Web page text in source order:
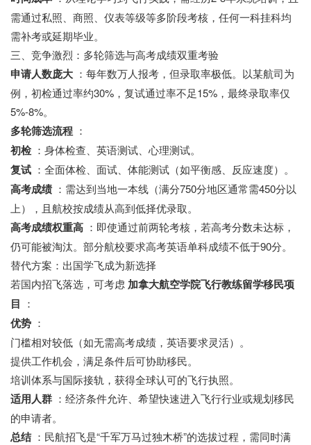
需通过私照、商照、仪表等级等多阶段考核，任何一科挂科均
需补考或延期毕业。
三、竞争激烈：多轮筛选与高考成绩双重考验
申请人数庞大 ：每年数万人报考，但录取率极低。以某航司为
例，初检通过率约30%，复试通过率不足15%，最终录取率仅
5%-8%。
多轮筛选流程 ：
初检 ：身体检查、英语测试、心理测试。
复试 ：全面体检、面试、体能测试（如平衡感、反应速度）。
高考成绩 ：需达到当地一本线（满分750分地区通常需450分以
上），且航校按成绩从高到低择优录取。
高考成绩权重高 ：即使通过前两轮考核，若高考分数未达标，
仍可能被淘汰。部分航校要求高考英语单科成绩不低于90分。
替代方案：出国学飞成为新选择
若国内招飞落选，可考虑 加拿大航空学院飞行教练留学移民项
目 ：
优势 ：
门槛相对较低（如无需高考成绩，英语要求灵活）。
提供工作机会，满足条件后可协助移民。
培训体系与国际接轨，获得全球认可的飞行执照。
适用人群 ：经济条件允许、希望快速进入飞行行业或规划移民
的申请者。
总结 ：民航招飞是“千军万马过独木桥”的选拔过程，需同时满